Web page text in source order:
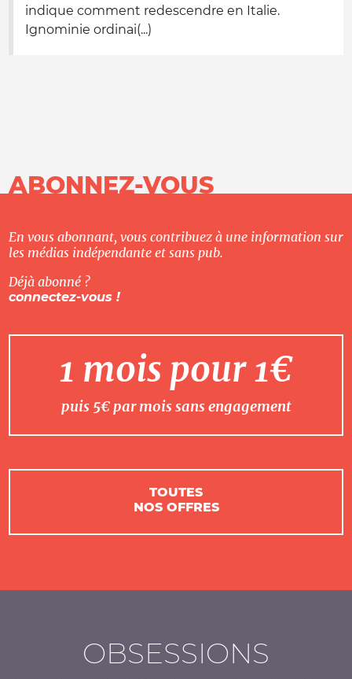
indique comment redescendre en Italie.
Ignominie ordinai(...)
ABONNEZ-VOUS
En vous abonnant, vous contribuez à une information sur
les médias indépendante et sans pub.
Déjà abonné ?
connectez-vous !
1 mois pour 1€
puis 5€ par mois sans engagement
TOUTES
NOS OFFRES
OBSESSIONS